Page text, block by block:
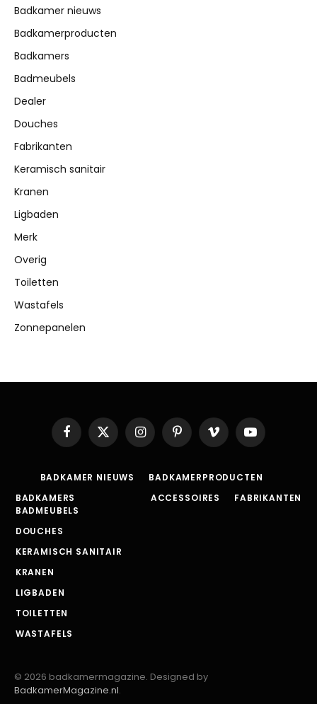
Badkamer nieuws
Badkamerproducten
Badkamers
Badmeubels
Dealer
Douches
Fabrikanten
Keramisch sanitair
Kranen
Ligbaden
Merk
Overig
Toiletten
Wastafels
Zonnepanelen
Facebook
X
(Twitter)
InstagramPinterestVimeo YouTube
BADKAMER NIEUWS
BADKAMERPRODUCTEN
BADKAMERS
BADMEUBELS
DOUCHES
KERAMISCH SANITAIR
KRANEN
LIGBADEN
TOILETTEN
WASTAFELS
ACCESSOIRES FABRIKANTEN
© 2026 badkamermagazine. Designed by
BadkamerMagazine.nl.